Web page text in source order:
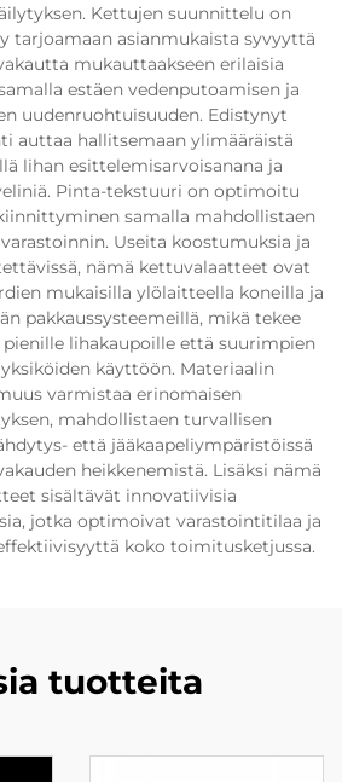
Kettujen suunnittelu on
tarjoamaan asianmukaista syvyyttä
mukauttaakseen erilaisia
estäen vedenputoamisen ja
uudenruohtuisuuden. Edistynyt
auttaa hallitsemaan ylimääräistä
lihan esittelemisarvoisanana ja
Pinta-tekstuuri on optimoitu
samalla mahdollistaen
Useita koostumuksia ja
nämä kettuvalaatteet ovat
mukaisilla ylölaitteella koneilla ja
pakkaussysteemeillä, mikä tekee
pienille lihakaupoille että suurimpien
käyttöön. Materiaalin
varmistaa erinomaisen
mahdollistaen turvallisen
että jääkaapeliympäristöissä
heikkenemistä. Lisäksi nämä
sisältävät innovatiivisia
jotka optimoivat varastointitilaa ja
koko toimitusketjussa.
tuotteita